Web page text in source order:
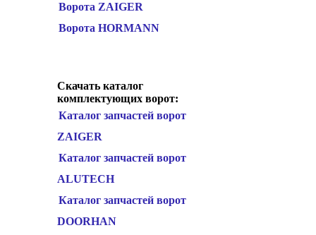
Ворота ZAIGER
Ворота HORMANN
Скачать каталог
комплектующих ворот:
Каталог запчастей ворот
ZAIGER
Каталог запчастей ворот
ALUTECH
Каталог запчастей ворот
DOORHAN